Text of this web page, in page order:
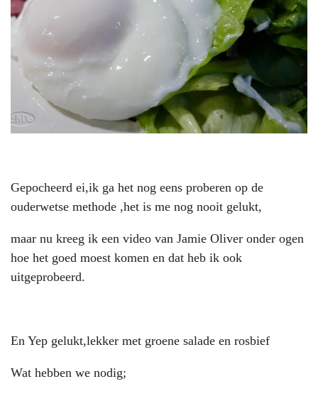
Gepocheerd ei,ik ga het nog eens proberen op de
ouderwetse methode ,het is me nog nooit gelukt,
maar nu kreeg ik een video van Jamie Oliver onder ogen
hoe het goed moest komen en dat heb ik ook
uitgeprobeerd.
En Yep gelukt,lekker met groene salade en rosbief
Wat hebben we nodig;